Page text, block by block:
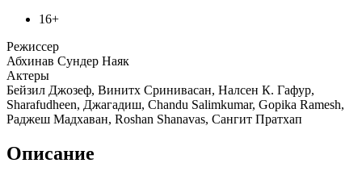
16+
Режиссер
Абхинав Сундер Наяк
Актеры
Бейзил Джозеф, Винитх Сринивасан, Налсен К. Гафур,
Sharafudheen, Джагадиш, Chandu Salimkumar, Gopika Ramesh,
Раджеш Мадхаван, Roshan Shanavas, Сангит Пратхап
Описание